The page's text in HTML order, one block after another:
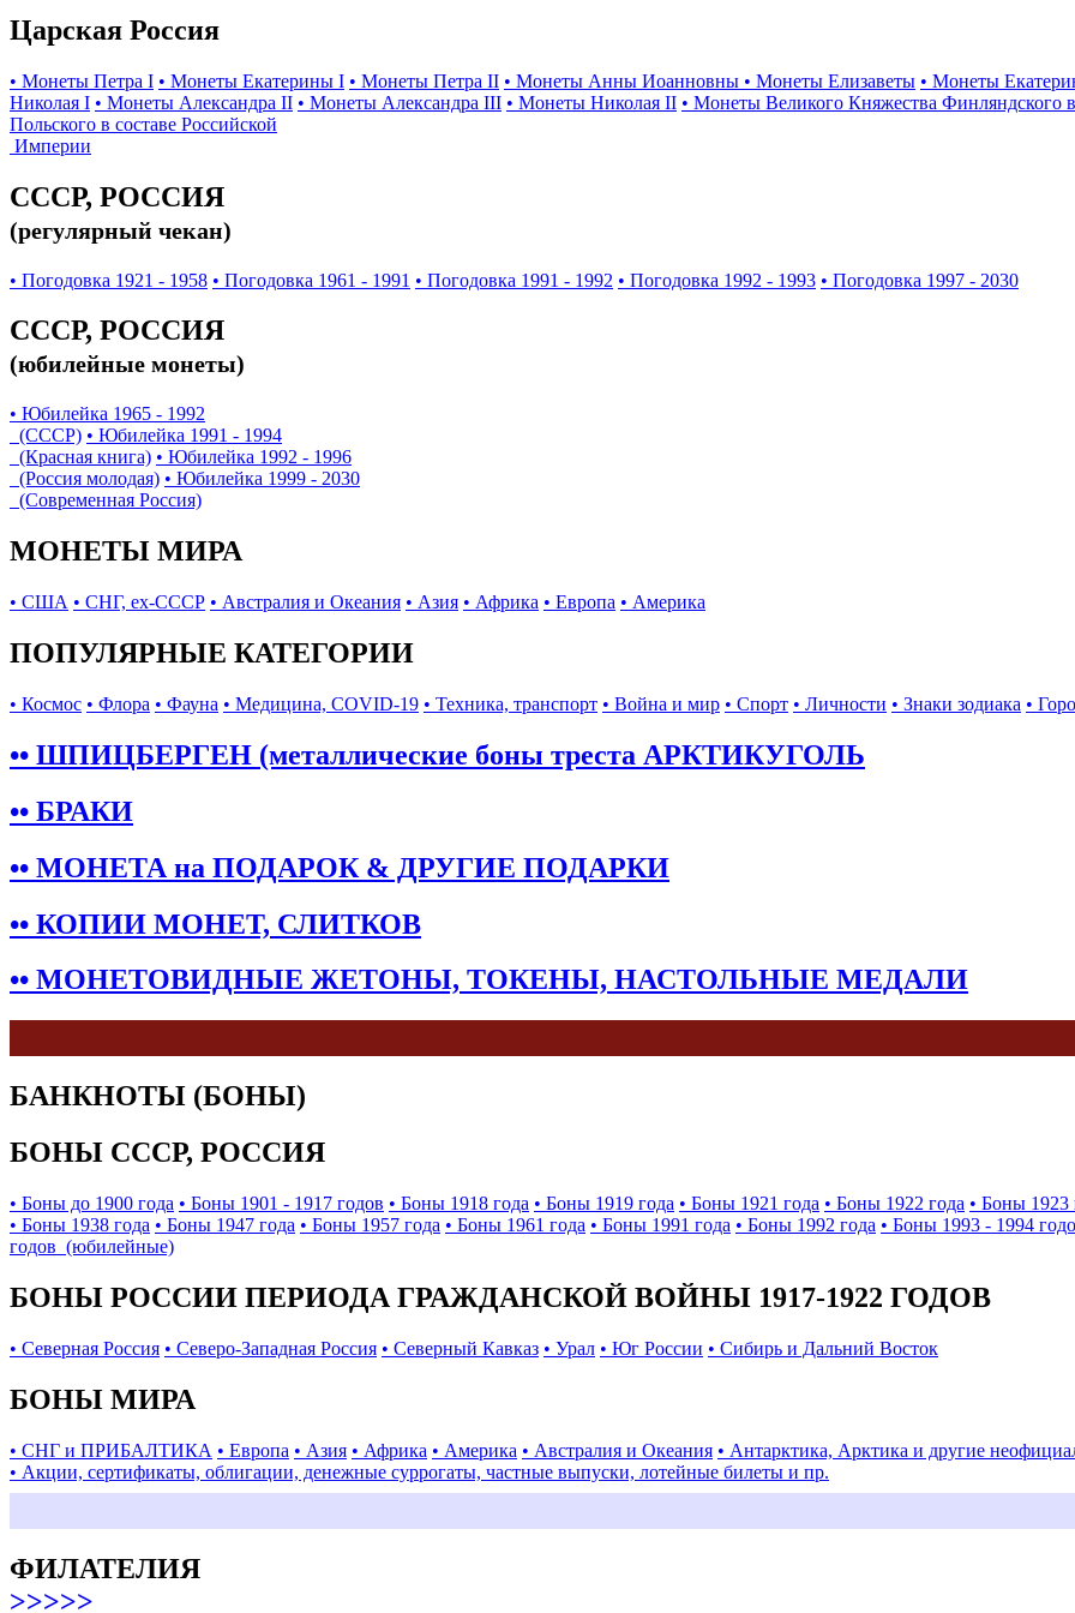
Царская Россия
• Монеты Петра I • Монеты Екатерины I • Монеты Петра II • Монеты Анны Иоанновны • Монеты Елизаветы • Монеты
Николая I • Монеты Александра II • Монеты Александра III • Монеты Николая II • Монеты Великого Княжества Финляндского
Польского в составе Российской
Империи
СССР, РОССИЯ
(регулярный чекан)
• Погодовка 1921 - 1958 • Погодовка 1961 - 1991 • Погодовка 1991 - 1992 • Погодовка 1992 - 1993 • Погодовка 1997 - 2030
СССР, РОССИЯ
(юбилейные монеты)
• Юбилейка 1965 - 1992
(СССР) • Юбилейка 1991 - 1994
(Красная книга) • Юбилейка 1992 - 1996
(Россия молодая) • Юбилейка 1999 - 2030
(Современная Россия)
МОНЕТЫ МИРА
• США • СНГ, ex-СССР • Австралия и Океания • Азия • Африка • Европа • Америка
ПОПУЛЯРНЫЕ КАТЕГОРИИ
• Космос • Флора • Фауна • Медицина, COVID-19 • Техника, транспорт • Война и мир • Спорт • Личности • Знаки зодиака •
•• ШПИЦБЕРГЕН (металлические боны треста АРКТИКУГОЛЬ
•• БРАКИ
•• МОНЕТА на ПОДАРОК & ДРУГИЕ ПОДАРКИ
•• КОПИИ МОНЕТ, СЛИТКОВ
•• МОНЕТОВИДНЫЕ ЖЕТОНЫ, ТОКЕНЫ, НАСТОЛЬНЫЕ МЕДАЛИ
БАНКНОТЫ (БОНЫ)
БОНЫ СССР, РОССИЯ
• Боны до 1900 года • Боны 1901 - 1917 годов • Боны 1918 года • Боны 1919 года • Боны 1921 года • Боны 1922 года • Боны 1923
• Боны 1938 года • Боны 1947 года • Боны 1957 года • Боны 1961 года • Боны 1991 года • Боны 1992 года • Боны 1993 - 1994
годов (юбилейные)
БОНЫ РОССИИ ПЕРИОДА ГРАЖДАНСКОЙ ВОЙНЫ 1917-1922 ГОДОВ
• Северная Россия • Северо-Западная Россия • Северный Кавказ • Урал • Юг России • Сибирь и Дальний Восток
БОНЫ МИРА
• СНГ и ПРИБАЛТИКА • Европа • Азия • Африка • Америка • Австралия и Океания • Антарктика, Арктика и другие
• Акции, сертификаты, облигации, денежные суррогаты, частные выпуски, лотейные билеты и пр.
ФИЛАТЕЛИЯ
>>>>>